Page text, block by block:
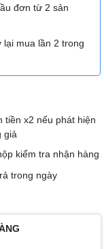
đơn từ 2 sản
lại mua lần 2 trong
tiền x2 nếu phát hiện
giả
kiểm tra nhận hàng
trong ngày